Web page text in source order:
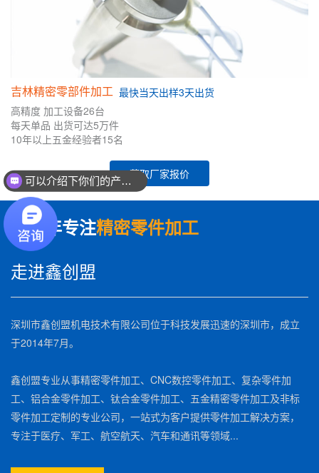
吉林精密零部件加工 最快当天出样3天出货
高精度 加工设备26台
每天单品 出货可达5万件
10年以上五金经验者15名
获取厂家报价
数十年专注精密零件加工
走进鑫创盟
深圳市鑫创盟机电技术有限公司位于科技发展迅速的深圳市，成立
于2014年7月。
鑫创盟专业从事精密零件加工、CNC数控零件加工、复杂零件加
工、铝合金零件加工、钛合金零件加工、五金精密零件加工及非标
零件加工定制的专业公司，一站式为客户提供零件加工解决方案，
专注于医疗、军工、航空航天、汽车和通讯等领域...
可以介绍下你们的产品么？